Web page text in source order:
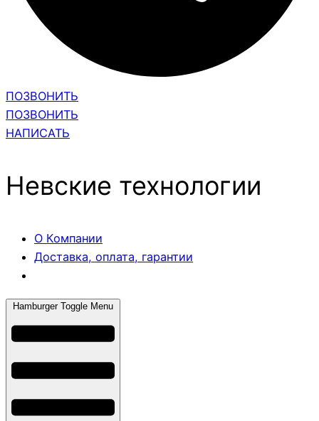
ПОЗВОНИТЬ
ПОЗВОНИТЬ
НАПИСАТЬ
Невские технологии
О Компании
Доставка, оплата, гарантии
Hamburger Toggle Menu